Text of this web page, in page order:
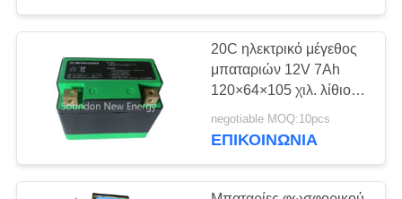
20C ηλεκτρικό μέγεθος
μπαταριών 12V 7Ah
120×64×105 χιλ. λίθιου
εκκινητών Lifepo4
Motorycle
negotiable MOQ:10pcs
ΕΠΙΚΟΙΝΩΝΊΑ